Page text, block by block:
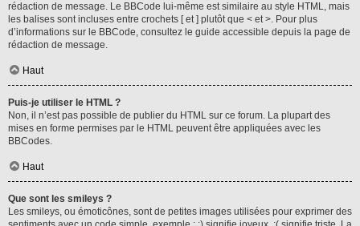
rédaction de message. Le BBCode lui-même est similaire au style HTML, mais
les balises sont incluses entre crochets [ et ] plutôt que < et >. Pour plus
d’informations sur le BBCode, consultez le guide accessible depuis la page de
rédaction de message.
Haut
Puis-je utiliser le HTML ?
Non, il n’est pas possible de publier du HTML sur ce forum. La plupart des
mises en forme permises par le HTML peuvent être appliquées avec les
BBCodes.
Haut
Que sont les smileys ?
Les smileys, ou émoticônes, sont de petites images utilisées pour exprimer des